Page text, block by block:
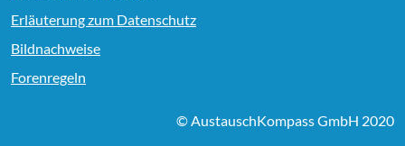
Erläuterung zum Datenschutz
Bildnachweise
Forenregeln
© AustauschKompass GmbH 2020